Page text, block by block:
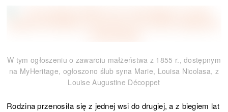
W tym ogłoszeniu o zawarciu małżeństwa z 1855 r., dostępnym
na MyHeritage, ogłoszono ślub syna Marie, Louisa Nicolasa, z
Louise Augustine Décoppet
Rodzina przenosiła się z jednej wsi do drugiej, a z biegiem lat